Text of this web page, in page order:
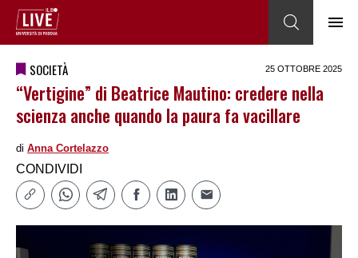
SOCIETÀ 25 OTTOBRE 2025
“Vertigine” di Beatrice Mautino: credere nella
scienza anche quando la paura fa vacillare
di Anna Cortelazzo
CONDIVIDI